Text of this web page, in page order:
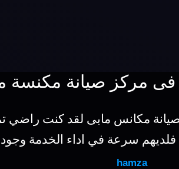
فى مركز صيانة مكنسة
مكانس مابى لقد كنت راضي
فلديهم سرعة في اداء الخدمة
hamza